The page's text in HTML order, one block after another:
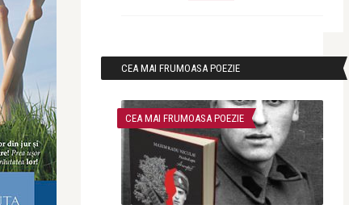
CEA MAI FRUMOASA POEZIE
CEA MAI FRUMOASA POEZIE